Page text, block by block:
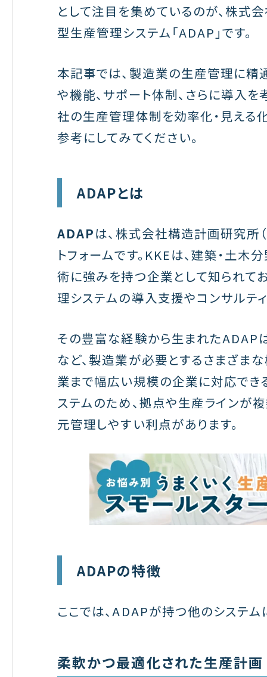
として注目を集めているのが、株式
型生産管理システム「ADAP」です。
本記事では、製造業の生産管理に精
や機能、サポート体制、さらに導入
社の生産管理体制を効率化・見える
参考にしてみてください。
ADAPとは
ADAPは、株式会社構造計画研究所
トフォームです。KKEは、建築・土
術に強みを持つ企業として知られて
理システムの導入支援やコンサルテ
その豊富な経験から生まれたADAP
など、製造業が必要とするさまざま
業まで幅広い規模の企業に対応でき
ステムのため、拠点や生産ラインが
元管理しやすい利点があります。
ADAPの特徴
ここでは、ADAPが持つ他のシステ
柔軟かつ最適化された生産計画